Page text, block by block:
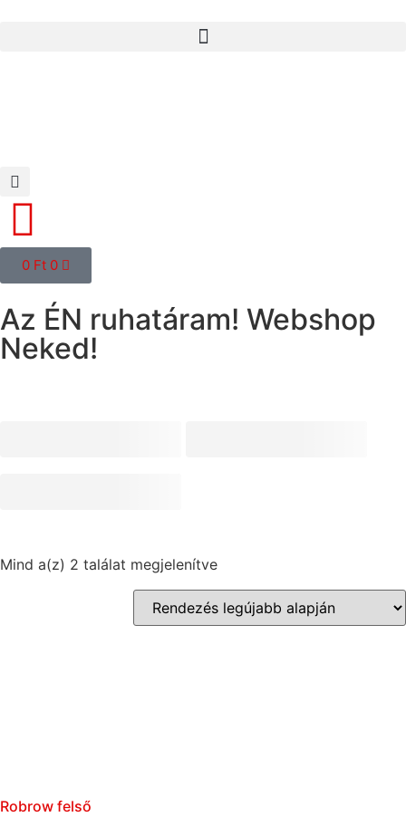
0 Ft 0
Az ÉN ruhatáram! Webshop
Neked!
Mind a(z) 2 találat megjelenítve
Robrow felső